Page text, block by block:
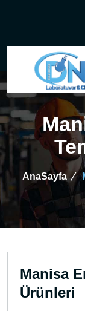
AnaSayfa
Manisa
Ürünleri